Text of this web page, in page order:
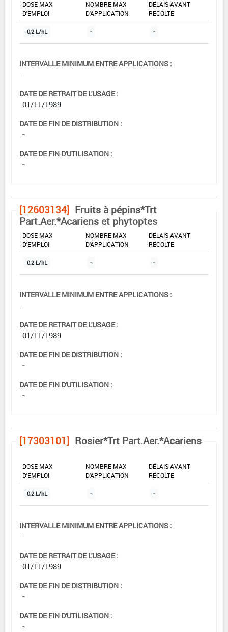
DOSE MAX
D'EMPLOI
NOMBRE MAX
D'APPLICATION
DÉLAIS AVANT
RÉCOLTE
0,2 L/hL - -
INTERVALLE MINIMUM ENTRE APPLICATIONS :
-
DATE DE RETRAIT DE L'USAGE :
01/11/1989
DATE DE FIN DE DISTRIBUTION :
-
DATE DE FIN D'UTILISATION :
-
[12603134] Fruits à pépins*Trt
Part.Aer.*Acariens et phytoptes
DOSE MAX
D'EMPLOI
NOMBRE MAX
D'APPLICATION
DÉLAIS AVANT
RÉCOLTE
0,2 L/hL - -
INTERVALLE MINIMUM ENTRE APPLICATIONS :
-
DATE DE RETRAIT DE L'USAGE :
01/11/1989
DATE DE FIN DE DISTRIBUTION :
-
DATE DE FIN D'UTILISATION :
-
[17303101] Rosier*Trt Part.Aer.*Acariens
DOSE MAX
D'EMPLOI
NOMBRE MAX
D'APPLICATION
DÉLAIS AVANT
RÉCOLTE
0,2 L/hL - -
INTERVALLE MINIMUM ENTRE APPLICATIONS :
-
DATE DE RETRAIT DE L'USAGE :
01/11/1989
DATE DE FIN DE DISTRIBUTION :
-
DATE DE FIN D'UTILISATION :
-